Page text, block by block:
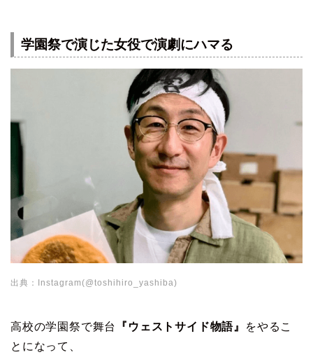
学園祭で演じた女役で演劇にハマる
出典：Instagram(@toshihiro_yashiba)
高校の学園祭で舞台 『ウェストサイド物語』
をやるこ
とになって、